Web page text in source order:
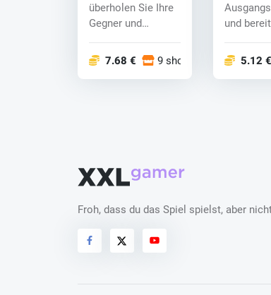
überholen Sie Ihre
Gegner und
ultimativen...
7.68 € 9 shops
und
5.12 €
Froh, dass du das Spiel spielst, aber